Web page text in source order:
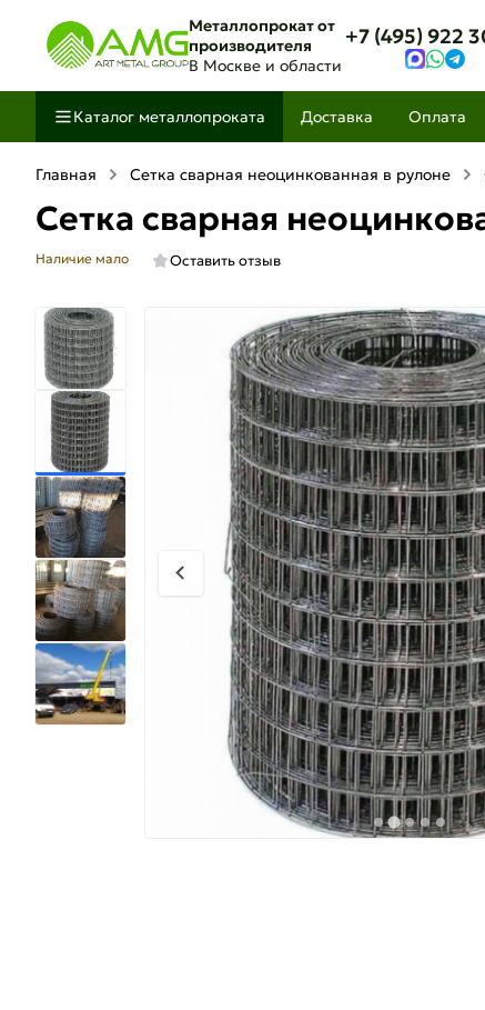
Металлопрокат от
производителя
В Москве и области
+7 (495) 922
Каталог металлопроката Доставка Оплата
Главная Сетка сварная неоцинкованная в рулоне
Сетка сварная
Наличие мало Оставить отзыв